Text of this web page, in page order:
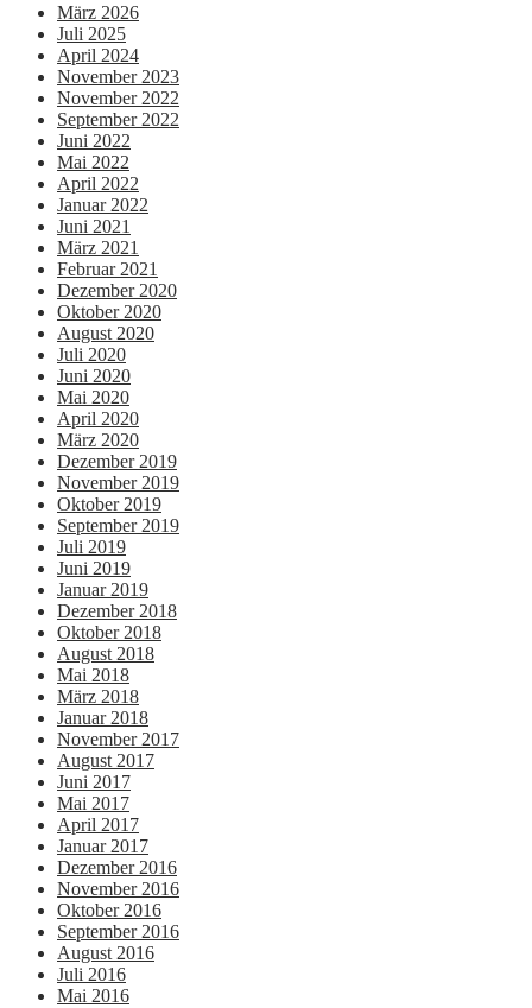
März 2026
Juli 2025
April 2024
November 2023
November 2022
September 2022
Juni 2022
Mai 2022
April 2022
Januar 2022
Juni 2021
März 2021
Februar 2021
Dezember 2020
Oktober 2020
August 2020
Juli 2020
Juni 2020
Mai 2020
April 2020
März 2020
Dezember 2019
November 2019
Oktober 2019
September 2019
Juli 2019
Juni 2019
Januar 2019
Dezember 2018
Oktober 2018
August 2018
Mai 2018
März 2018
Januar 2018
November 2017
August 2017
Juni 2017
Mai 2017
April 2017
Januar 2017
Dezember 2016
November 2016
Oktober 2016
September 2016
August 2016
Juli 2016
Mai 2016